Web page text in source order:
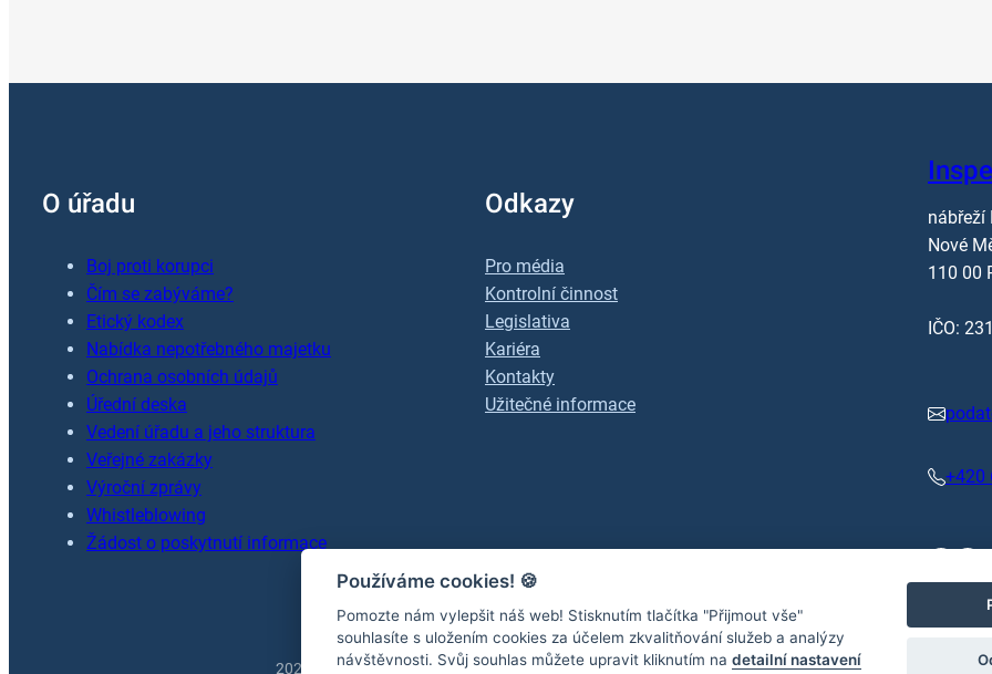
O úřadu
Boj proti korupci
Čím se zabýváme?
Etický kodex
Nabídka nepotřebného majetku
Ochrana osobních údajů
Úřední deska
Vedení úřadu a jeho struktura
Veřejné zakázky
Výroční zprávy
Whistleblowing
Žádost o poskytnutí informace
Odkazy
Pro média
Kontrolní činnost
Legislativa
Kariéra
Kontakty
Užitečné informace
nábřeží
Nové
110 00
IČO:
+420
Facebook x.com
2026 © Inspekce silniční dopravy – Informace jsou poskytovány dle zák. č. 106/1999 Sb., o svobodném
Používáme cookies! 🍪
Pomozte nám vylepšit náš web! Stisknutím tlačítka "Přijmout vše"
souhlasíte s uložením cookies za účelem zkvalitňování služeb a analýzy
návštěvnosti. Svůj souhlas můžete upravit kliknutím na detailní nastavení